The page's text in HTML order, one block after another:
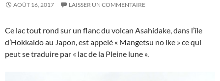
AOÛT 16, 2017 LAISSER UN COMMENTAIRE
Ce lac tout rond sur un flanc du volcan Asahidake, dans l’île
d’Hokkaido au Japon, est appelé « Mangetsu no ike » ce qui
peut se traduire par « lac de la Pleine lune ».